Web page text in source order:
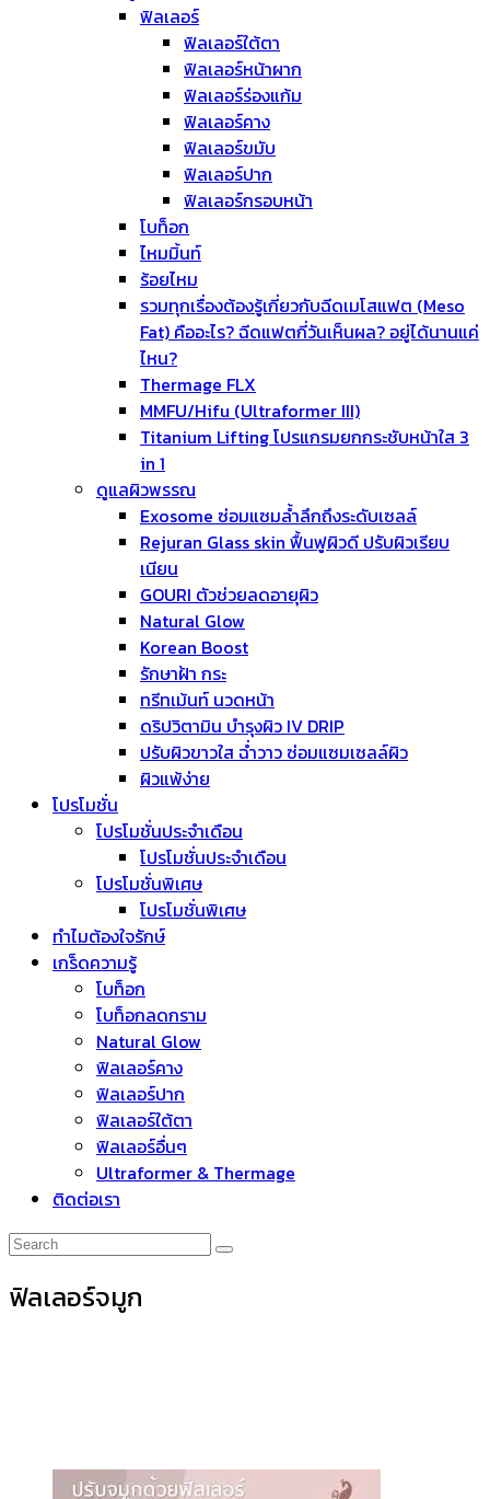
ฟิลเลอร์
ฟิลเลอร์ใต้ตา
ฟิลเลอร์หน้าผาก
ฟิลเลอร์ร่องแก้ม
ฟิลเลอร์คาง
ฟิลเลอร์ขมับ
ฟิลเลอร์ปาก
ฟิลเลอร์กรอบหน้า
โบท็อก
ไหมมิ้นท์
ร้อยไหม
รวมทุกเรื่องต้องรู้เกี่ยวกับฉีดเมโสแฟต (Meso
Fat) คืออะไร? ฉีดแฟตกี่วันเห็นผล? อยู่ได้นานแค่
ไหน?
Thermage FLX
MMFU/Hifu (Ultraformer III)
Titanium Lifting โปรแกรมยกกระชับหน้าใส 3
in 1
ดูแลผิวพรรณ
Exosome ซ่อมแซมล้ำลึกถึงระดับเซลล์
Rejuran Glass skin ฟื้นฟูผิวดี ปรับผิวเรียบ
เนียน
GOURI ตัวช่วยลดอายุผิว
Natural Glow
Korean Boost
รักษาฝ้า กระ
ทรีทเม้นท์ นวดหน้า
ดริปวิตามิน บำรุงผิว IV DRIP
ปรับผิวขาวใส ฉ่ำวาว ซ่อมแซมเซลล์ผิว
ผิวแพ้ง่าย
โปรโมชั่น
โปรโมชั่นประจำเดือน
โปรโมชั่นประจำเดือน
โปรโมชั่นพิเศษ
โปรโมชั่นพิเศษ
ทำไมต้องใจรักษ์
เกร็ดความรู้
โบท็อก
โบท็อกลดกราม
Natural Glow
ฟิลเลอร์คาง
ฟิลเลอร์ปาก
ฟิลเลอร์ใต้ตา
ฟิลเลอร์อื่นๆ
Ultraformer & Thermage
ติดต่อเรา
ฟิลเลอร์จมูก